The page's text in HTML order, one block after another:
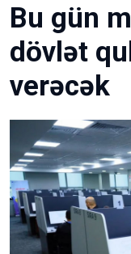
Bu gün
dövlət
verəcək